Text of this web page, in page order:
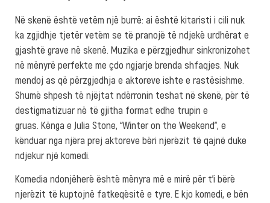
Në skenë është vetëm një burrë: ai është kitaristi i cili nuk
ka zgjidhje tjetër vetëm se të pranojë të ndjekë urdhërat e
gjashtë grave në skenë. Muzika e përzgjedhur sinkronizohet
në mënyrë perfekte me çdo ngjarje brenda shfaqjes. Nuk
mendoj as që përzgjedhja e aktoreve ishte e rastësishme.
Shumë shpesh të njëjtat ndërronin teshat në skenë, për të
destigmatizuar në të gjitha format edhe trupin e
gruas. Kënga e Julia Stone, “Winter on the Weekend”, e
kënduar nga njëra prej aktoreve bëri njerëzit të qajnë duke
ndjekur një komedi.
Komedia ndonjëherë është mënyra më e mirë për t’i bërë
njerëzit të kuptojnë fatkeqësitë e tyre. E kjo komedi, e bën